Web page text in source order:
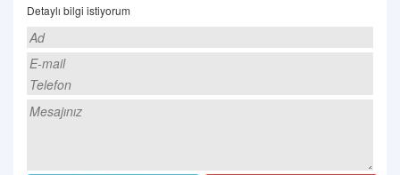
Detaylı bilgi istiyorum